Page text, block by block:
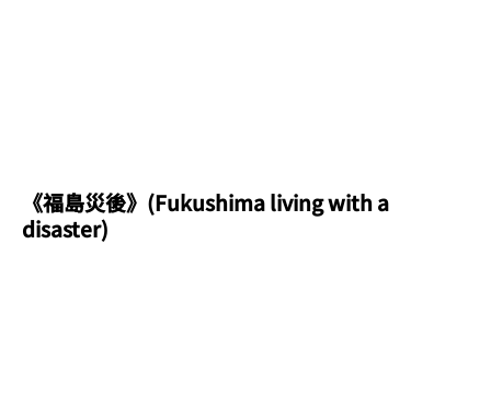
《福島災後》(Fukushima living with a
disaster)